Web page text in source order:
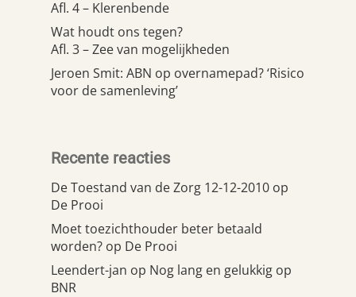
Afl. 4 – Klerenbende
Wat houdt ons tegen?
Afl. 3 – Zee van mogelijkheden
Jeroen Smit: ABN op overnamepad? ‘Risico
voor de samenleving’
Recente reacties
De Toestand van de Zorg 12-12-2010 op
De Prooi
Moet toezichthouder beter betaald
worden? op De Prooi
Leendert-jan op Nog lang en gelukkig op
BNR